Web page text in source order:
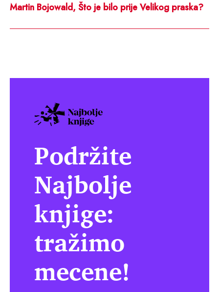
Martin Bojowald, Što je bilo prije Velikog praska?
Podržite
Najbolje
knjige:
tražimo
mecene!